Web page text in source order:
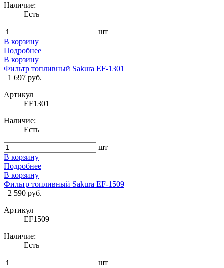
Наличие:
Есть
шт
В корзину
Подробнее
В корзину
Фильтр топливный Sakura EF-1301
1 697 руб.
Артикул
EF1301
Наличие:
Есть
шт
В корзину
Подробнее
В корзину
Фильтр топливный Sakura EF-1509
2 590 руб.
Артикул
EF1509
Наличие:
Есть
шт